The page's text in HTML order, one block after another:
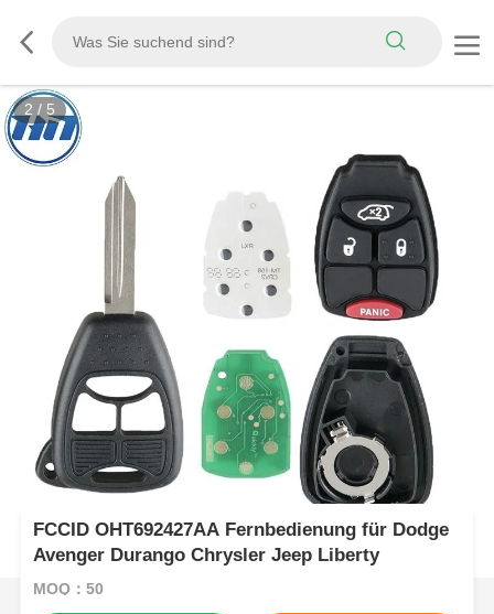
2 / 5
FCCID OHT692427AA Fernbedienung für Dodge
Avenger Durango Chrysler Jeep Liberty
MOQ：50